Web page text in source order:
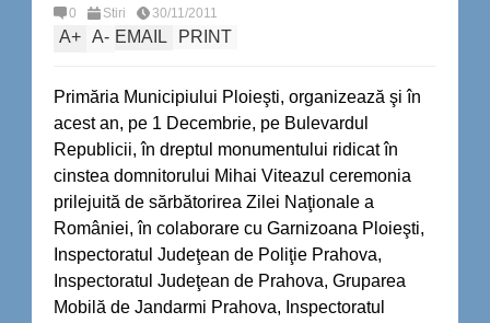
0 Stiri 30/11/2011
A+ A- EMAIL PRINT
Primăria Municipiului Ploieşti, organizează şi în
acest an, pe 1 Decembrie, pe Bulevardul
Republicii, în dreptul monumentului ridicat în
cinstea domnitorului Mihai Viteazul ceremonia
prilejuită de sărbătorirea Zilei Naţionale a
României, în colaborare cu Garnizoana Ploieşti,
Inspectoratul Judeţean de Poliţie Prahova,
Inspectoratul Judeţean de Prahova, Gruparea
Mobilă de Jandarmi Prahova, Inspectoratul